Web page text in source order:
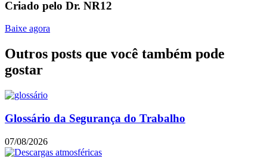
Criado pelo Dr. NR12
Baixe agora
Outros posts que você também pode
gostar
Glossário da Segurança do Trabalho
07/08/2026